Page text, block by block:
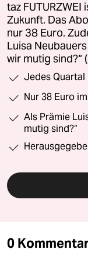
taz
Zukunft. Das
nur 38 Euro.
Luisa
wir mutig sind?“
Jedes Quartal
Nur 38 Euro
Als Prämie
mutig sind?“
0